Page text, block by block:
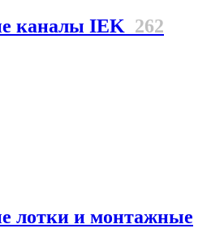
каналы IEK 262
лотки и монтажные